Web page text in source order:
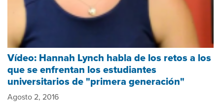
Vídeo: Hannah Lynch habla de los retos a los
que se enfrentan los estudiantes
universitarios de "primera generación"
Agosto 2, 2016